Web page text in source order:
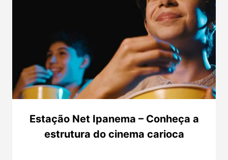
Estação Net Ipanema – Conheça a
estrutura do cinema carioca